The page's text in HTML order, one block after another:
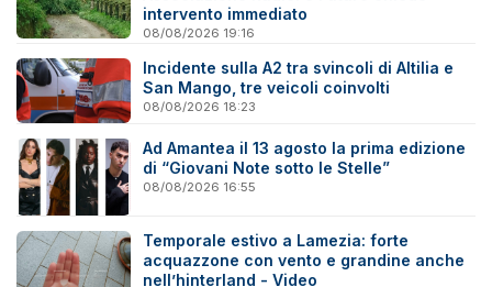
intervento immediato
08/08/2026 19:16
Incidente sulla A2 tra svincoli di Altilia e
San Mango, tre veicoli coinvolti
08/08/2026 18:23
Ad Amantea il 13 agosto la prima edizione
di “Giovani Note sotto le Stelle”
08/08/2026 16:55
Temporale estivo a Lamezia: forte
acquazzone con vento e grandine anche
nell’hinterland - Video